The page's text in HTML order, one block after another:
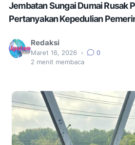
Jembatan Sungai Dumai Rusak
Pertanyakan Kepedulian
Redaksi
Maret 16, 2026 •
0
2 menit membaca